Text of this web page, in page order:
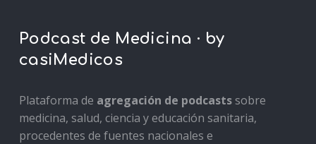
Podcast de Medicina · by
casiMedicos
Plataforma de agregación de podcastssobre
medicina, salud, ciencia y educación sanitaria,
procedentes de fuentes nacionales e